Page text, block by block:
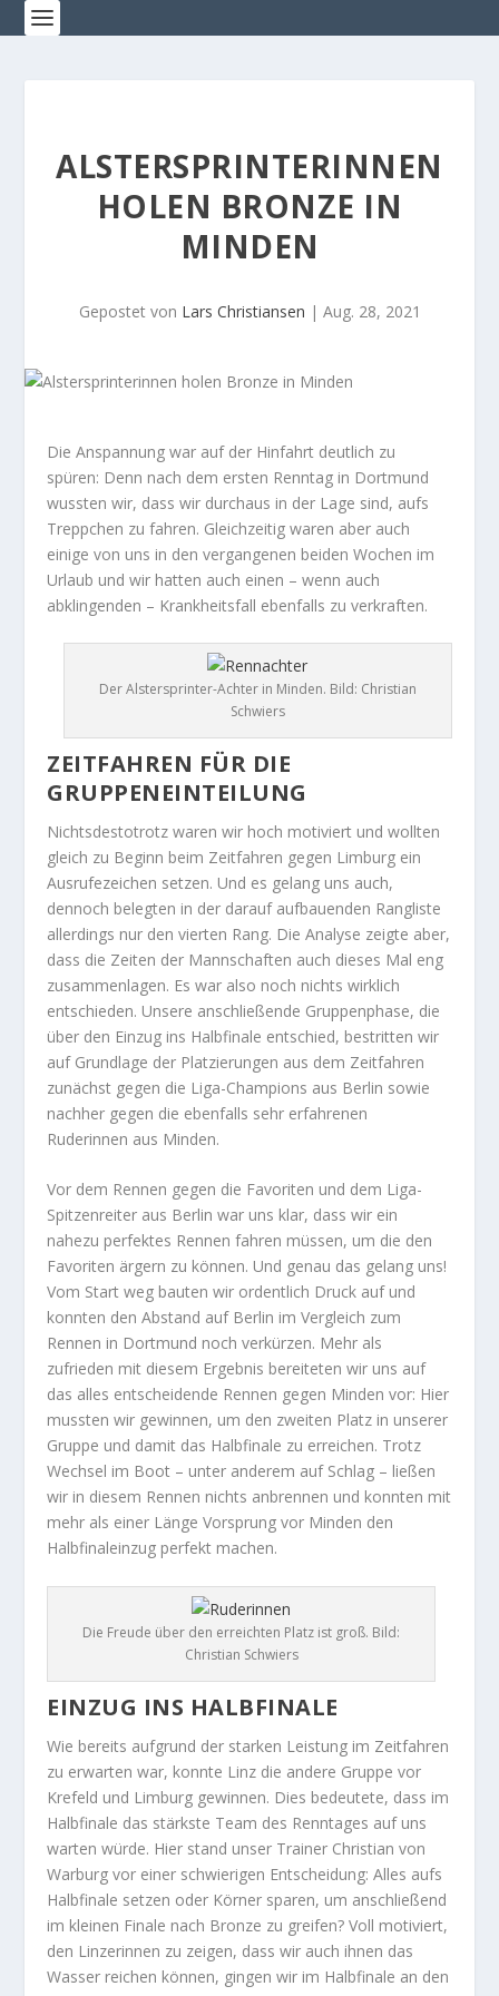
ALSTERSPRINTERINNEN
HOLEN BRONZE IN
MINDEN
Gepostet von Lars Christiansen | Aug. 28, 2021
Die Anspannung war auf der Hinfahrt deutlich zu
spüren: Denn nach dem ersten Renntag in Dortmund
wussten wir, dass wir durchaus in der Lage sind, aufs
Treppchen zu fahren. Gleichzeitig waren aber auch
einige von uns in den vergangenen beiden Wochen im
Urlaub und wir hatten auch einen – wenn auch
abklingenden – Krankheitsfall ebenfalls zu verkraften.
Der Alstersprinter-Achter in Minden. Bild: Christian
Schwiers
ZEITFAHREN FÜR DIE
GRUPPENEINTEILUNG
Nichtsdestotrotz waren wir hoch motiviert und wollten
gleich zu Beginn beim Zeitfahren gegen Limburg ein
Ausrufezeichen setzen. Und es gelang uns auch,
dennoch belegten in der darauf aufbauenden Rangliste
allerdings nur den vierten Rang. Die Analyse zeigte aber,
dass die Zeiten der Mannschaften auch dieses Mal eng
zusammenlagen. Es war also noch nichts wirklich
entschieden. Unsere anschließende Gruppenphase, die
über den Einzug ins Halbfinale entschied, bestritten wir
auf Grundlage der Platzierungen aus dem Zeitfahren
zunächst gegen die Liga-Champions aus Berlin sowie
nachher gegen die ebenfalls sehr erfahrenen
Ruderinnen aus Minden.
Vor dem Rennen gegen die Favoriten und dem Liga-
Spitzenreiter aus Berlin war uns klar, dass wir ein
nahezu perfektes Rennen fahren müssen, um die den
Favoriten ärgern zu können. Und genau das gelang uns!
Vom Start weg bauten wir ordentlich Druck auf und
konnten den Abstand auf Berlin im Vergleich zum
Rennen in Dortmund noch verkürzen. Mehr als
zufrieden mit diesem Ergebnis bereiteten wir uns auf
das alles entscheidende Rennen gegen Minden vor: Hier
mussten wir gewinnen, um den zweiten Platz in unserer
Gruppe und damit das Halbfinale zu erreichen. Trotz
Wechsel im Boot – unter anderem auf Schlag – ließen
wir in diesem Rennen nichts anbrennen und konnten mit
mehr als einer Länge Vorsprung vor Minden den
Halbfinaleinzug perfekt machen.
Die Freude über den erreichten Platz ist groß. Bild:
Christian Schwiers
EINZUG INS HALBFINALE
Wie bereits aufgrund der starken Leistung im Zeitfahren
zu erwarten war, konnte Linz die andere Gruppe vor
Krefeld und Limburg gewinnen. Dies bedeutete, dass im
Halbfinale das stärkste Team des Renntages auf uns
warten würde. Hier stand unser Trainer Christian von
Warburg vor einer schwierigen Entscheidung: Alles aufs
Halbfinale setzen oder Körner sparen, um anschließend
im kleinen Finale nach Bronze zu greifen? Voll motiviert,
den Linzerinnen zu zeigen, dass wir auch ihnen das
Wasser reichen können, gingen wir im Halbfinale an den